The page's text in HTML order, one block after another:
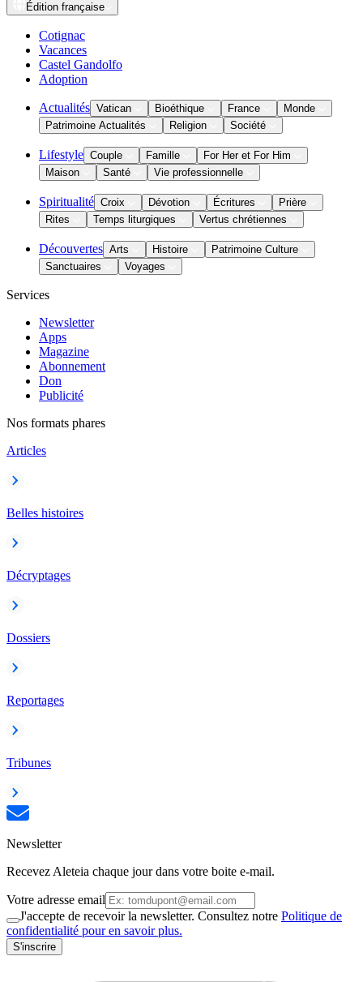
Édition française
Cotignac
Vacances
Castel Gandolfo
Adoption
Actualités Vatican Bioéthique France
Monde
Patrimoine Actualités
Religion Société
Lifestyle Couple Famille
For Her et For Him
Maison
Santé Vie professionnelle
Spiritualité Croix Dévotion Écritures
Prière
Rites
Temps liturgiques Vertus chrétiennes
Découvertes Arts Histoire
Patrimoine Culture
Sanctuaires
Voyages
Services
Newsletter
Apps
Magazine
Abonnement
Don
Publicité
Nos formats phares
Articles
Belles histoires
Décryptages
Dossiers
Reportages
Tribunes
Newsletter
Recevez Aleteia chaque jour dans votre boite e-mail.
Votre adresse email
J'accepte de recevoir la newsletter. Consultez notre Politique de
confidentialité pour en savoir plus.
S'inscrire